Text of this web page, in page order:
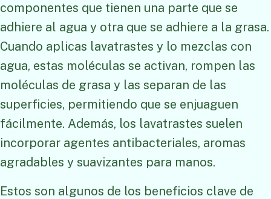
componentes que tienen una parte que se
adhiere al agua y otra que se adhiere a la grasa.
Cuando aplicas lavatrastes y lo mezclas con
agua, estas moléculas se activan, rompen las
moléculas de grasa y las separan de las
superficies, permitiendo que se enjuaguen
fácilmente. Además, los lavatrastes suelen
incorporar agentes antibacteriales, aromas
agradables y suavizantes para manos.
Estos son algunos de los beneficios clave de